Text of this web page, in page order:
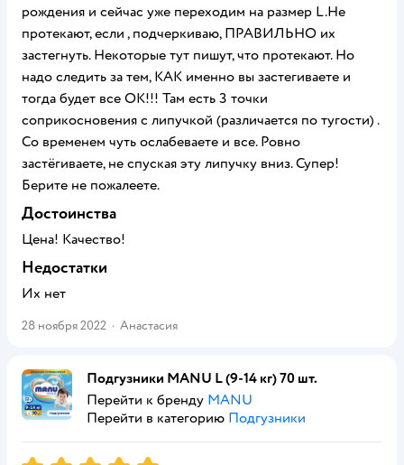
рождения и сейчас уже переходим на размер L.Не
протекают, если , подчеркиваю, ПРАВИЛЬНО их
застегнуть. Некоторые тут пишут, что протекают. Но
надо следить за тем, КАК именно вы застегиваете и
тогда будет все ОК!!! Там есть 3 точки
соприкосновения с липучкой (различается по тугости) .
Со временем чуть ослабеваете и все. Ровно
застёгиваете, не спуская эту липучку вниз. Супер!
Берите не пожалеете.
Достоинства
Цена! Качество!
Недостатки
Их нет
28 ноября 2022 · Анастасия
Подгузники MANU L (9-14 кг) 70 шт.
Перейти к бренду MANU
Перейти в категорию Подгузники